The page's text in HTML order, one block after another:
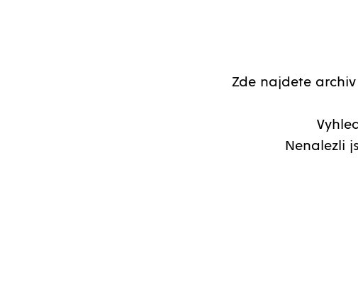
Zde najdete
Nenalezli